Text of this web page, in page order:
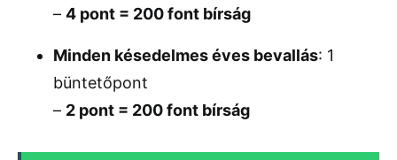
– 4 pont = 200 font bírság
Minden késedelmes éves bevallás: 1
büntetőpont
– 2 pont = 200 font bírság